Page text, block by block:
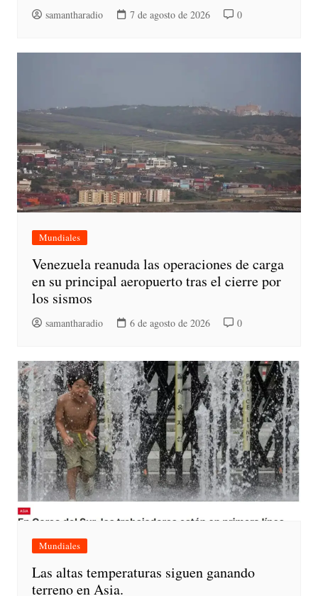
samantharadio 7 de agosto de 2026 0
Mundiales
Venezuela reanuda las operaciones de carga
en su principal aeropuerto tras el cierre por
los sismos
samantharadio 6 de agosto de 2026 0
Mundiales
Las altas temperaturas siguen ganando
terreno en Asia.